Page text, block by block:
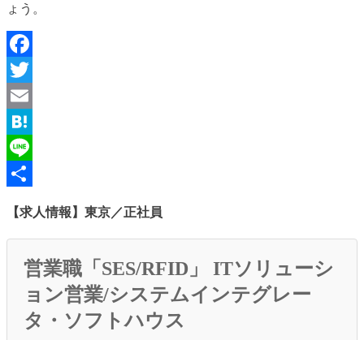
ょう。
Facebook
Twitter
Email
Hatena
Line
【求人情報】東京／正社員
営業職「SES/RFID」 ITソリューシ
ョン営業/システムインテグレー
タ・ソフトハウス